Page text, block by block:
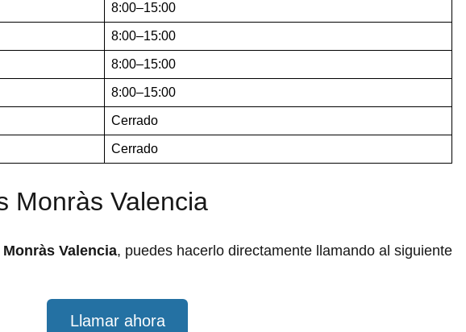
8:00–15:00
8:00–15:00
8:00–15:00
8:00–15:00
Cerrado
Cerrado
Monràs Valencia
Valencia, puedes hacerlo directamente llamando al siguiente
Llamar ahora